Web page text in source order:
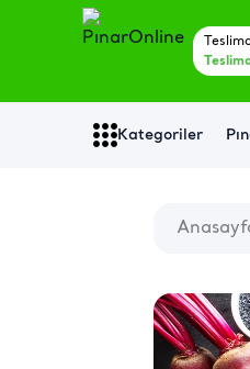
Kategoriler